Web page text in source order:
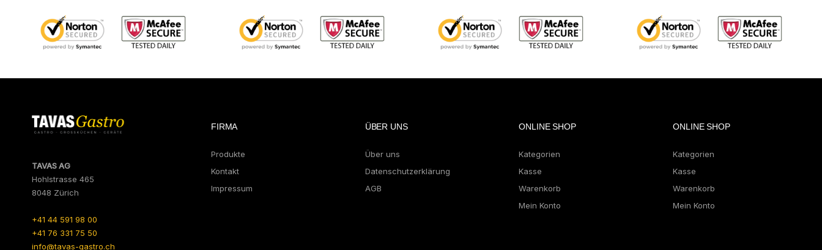
TAVAS AG
Hohlstrasse 465
8048 Zürich
+41 44 591 98 00
+41 76 331 75 50
info@tavas-gastro.ch
FIRMA
Produkte
Kontakt
Impressum
ÜBER UNS
Über uns
Datenschutzerklärung
AGB
ONLINE SHOP
Kategorien
Kasse
Warenkorb
Mein Konto
ONLINE SHOP
Kategorien
Kasse
Warenkorb
Mein Konto